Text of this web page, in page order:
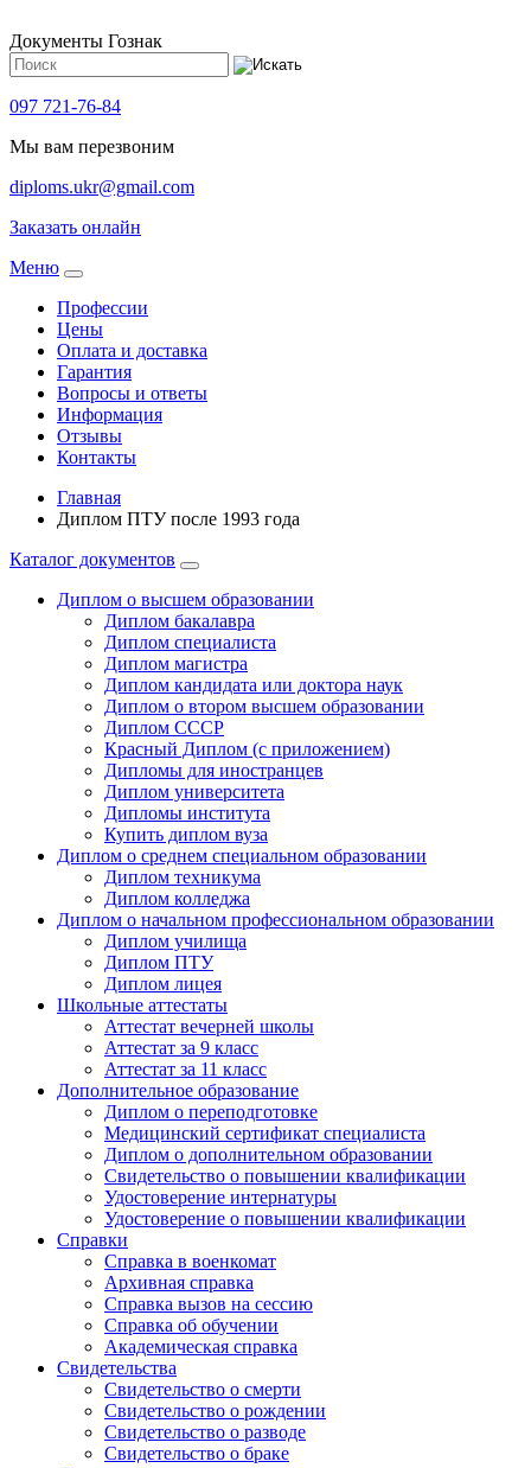
Документы Гознак
097 721-76-84
Мы вам перезвоним
diploms.ukr@gmail.com
Заказать онлайн
Meню
Профессии
Цены
Оплата и доставка
Гарантия
Вопросы и ответы
Информация
Отзывы
Контакты
Главная
Диплом ПТУ после 1993 года
Каталог документов
Диплом о высшем образовании
Диплом бакалавра
Диплом специалиста
Диплом магистра
Диплом кандидата или доктора наук
Диплом о втором высшем образовании
Диплом СССР
Красный Диплом (с приложением)
Дипломы для иностранцев
Диплом университета
Дипломы института
Купить диплом вуза
Диплом о среднем специальном образовании
Диплом техникума
Диплом колледжа
Диплом о начальном профессиональном oбразовании
Диплом училища
Диплом ПТУ
Диплом лицея
Школьные аттестаты
Аттестат вечерней школы
Аттестат за 9 класс
Аттестат за 11 класс
Дополнительное образование
Диплом о переподготовке
Медицинский сертификат специалиста
Диплом о дополнительном образовании
Свидетельство о повышении квалификации
Удостоверение интернатуры
Удостоверение о повышении квалификации
Справки
Справка в военкомат
Архивная справка
Справка вызов на сессию
Справка об обучении
Академическая справка
Свидетельства
Свидетельство о смерти
Свидетельство о рождении
Свидетельство о разводе
Свидетельство о браке